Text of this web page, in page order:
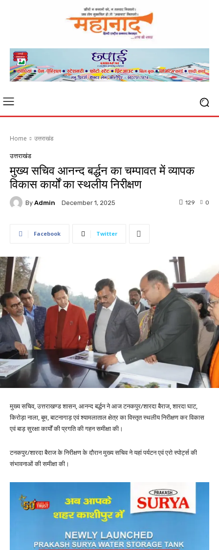
Home उत्तराखंड
उत्तराखंड
मुख्य सचिव आनन्द बर्द्धन का चम्पावत में व्यापक
विकास कार्यों का स्थलीय निरीक्षण
By Admin December 1, 2025 0
129
Facebook Twitter
मुख्य सचिव, उत्तराखण्ड शासन, आनन्द बर्द्धन ने आज टनकपुर/शारदा बैराज, शारदा घाट,
किरोड़ा नाला, बूम, बाटनागाड़ एवं श्यामलाताल क्षेत्र का विस्तृत स्थलीय निरीक्षण कर विकास
एवं बाड़ सुरक्षा कार्यों की प्रगति की गहन समीक्षा की।
टनकपुर/शारदा बैराज के निरीक्षण के दौरान मुख्य सचिव ने यहां पर्यटन एवं एरो स्पोर्ट्स की
संभावनाओं की समीक्षा की।